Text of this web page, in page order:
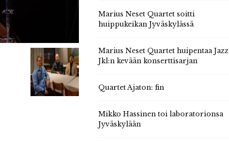
Marius Neset Quartet soitti
huippukeikan Jyväskylässä
Marius Neset Quartet huipentaa Jazz
Jkl:n kevään konserttisarjan
Quartet Ajaton: fin
Mikko Hassinen toi laboratorionsa
Jyväskylään